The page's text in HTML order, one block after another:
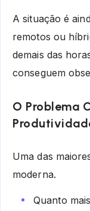
A situação é
remotos ou
demais das
conseguem
O Problema
Uma das
moderna.
Quanto